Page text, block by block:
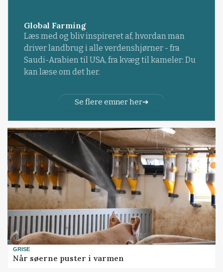
Global Farming
Læs med og bliv inspireret af, hvordan man
driver landbrug i alle verdenshjørner - fra
Saudi-Arabien til USA, fra kvæg til kameler: Du
kan læse om det her.
Se flere emner her
GRISE
Når søerne puster i varmen